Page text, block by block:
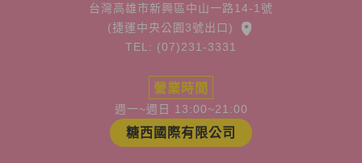
台灣高雄市新興區中山一路14-1號
(捷運中央公園3號出口)
TEL: (07)231-3331
營業時間
週一~週日 13:00~21:00
糖西國際有限公司